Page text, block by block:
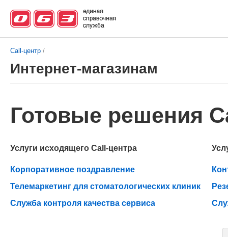
Call-центр /
Интернет-магазинам
Готовые решения
Услуги исходящего Call-центра
Корпоративное поздравление
Телемаркетинг для стоматологических клиник
Служба контроля качества сервиса